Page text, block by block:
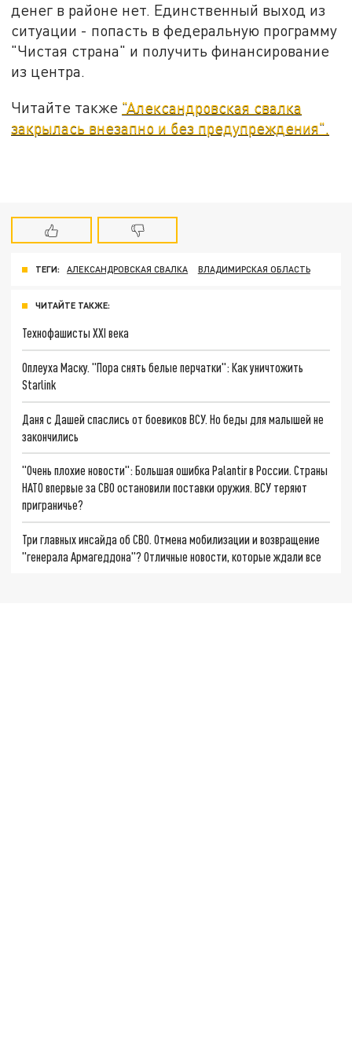
денег в районе нет. Единственный выход из
ситуации - попасть в федеральную программу
"Чистая страна" и получить финансирование
из центра.
Читайте также "Александровская свалка
закрылась внезапно и без предупреждения".
ТЕГИ: АЛЕКСАНДРОВСКАЯ СВАЛКА ВЛАДИМИРСКАЯ ОБЛАСТЬ
ЧИТАЙТЕ ТАКЖЕ:
Технофашисты XXI века
Оплеуха Маску. "Пора снять белые перчатки": Как уничтожить
Starlink
Даня с Дашей спаслись от боевиков ВСУ. Но беды для малышей не
закончились
"Очень плохие новости": Большая ошибка Palantir в России. Страны
НАТО впервые за СВО остановили поставки оружия. ВСУ теряют
приграничье?
Три главных инсайда об СВО. Отмена мобилизации и возвращение
"генерала Армагеддона"? Отличные новости, которые ждали все